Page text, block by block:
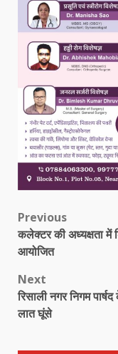
Post
navigation
Previous
कलेक्टर की अध्यक्षता में
आयोजित
Next
रिसाली नगर निगम
लात घूंसे